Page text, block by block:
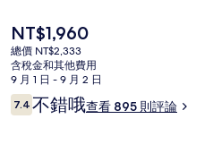
目
前
的
價
格
是
NT$1,960
總價 NT$2,333
含稅金和其他費用
9 月 1 日 - 9 月 2 日
評
論
7.47.4 分，滿分 10 分，
不錯哦查看 895 則評論